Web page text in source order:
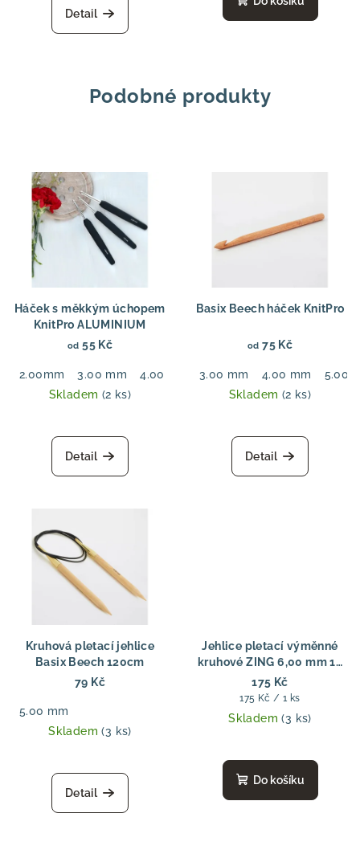
Detail
Podobné produkty
Háček s měkkým úchopem
KnitPro ALUMINIUM
od 55 Kč
2.00mm 3.00 mm 4.00 mm 5.00 mm 6.00 mm
7.00
Skladem (2 ks)
Detail
Basix Beech háček KnitPro
od 75 Kč
3.00 mm 4.00 mm
5.00
Skladem (2 ks)
Detail
Kruhová pletací jehlice
Basix Beech 120cm
79 Kč
5.00 mm
Skladem(3 ks)
Detail
Jehlice pletací výměnné
kruhové ZING 6,00 mm 13
cm
175 Kč
Měrná
cena:
175 Kč / 1 ks
Skladem(3 ks)
Do košíku